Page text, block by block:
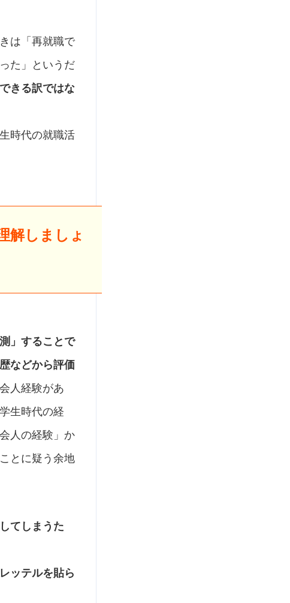
は「再就職で
た」というだ
きる訳ではな
時代の就職活
解しましょ
」することで
などから評価
人経験があ
生時代の経
人の経験」か
とに疑う余地
てしまうた
ッテルを貼ら